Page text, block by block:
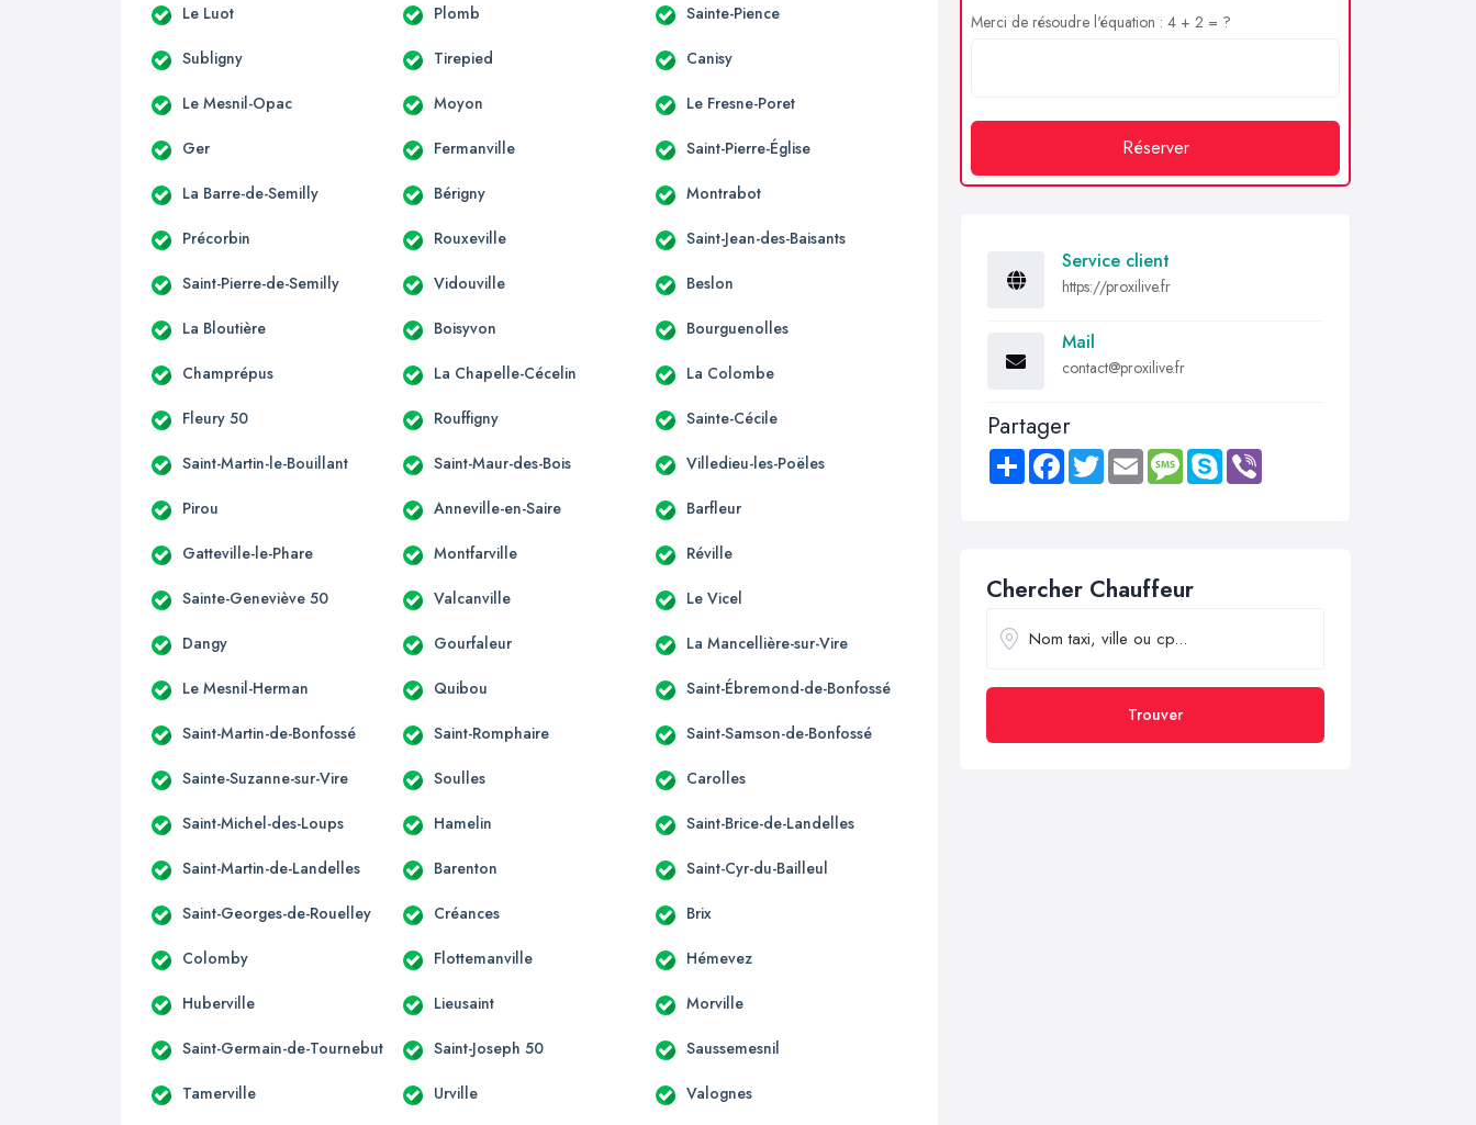
Le Luot Plomb Sainte-Pience
Subligny Tirepied Canisy
Le Mesnil-Opac Moyon Le Fresne-Poret
Ger Fermanville Saint-Pierre-Église
La Barre-de-Semilly Bérigny Montrabot
Précorbin Rouxeville Saint-Jean-des-Baisants
Saint-Pierre-de-Semilly Vidouville Beslon
La Bloutière Boisyvon Bourguenolles
Champrépus La Chapelle-Cécelin La Colombe
Fleury 50 Rouffigny Sainte-Cécile
Saint-Martin-le-Bouillant Saint-Maur-des-Bois Villedieu-les-Poëles
Pirou Anneville-en-Saire Barfleur
Gatteville-le-Phare Montfarville Réville
Sainte-Geneviève 50 Valcanville Le Vicel
Dangy Gourfaleur La Mancellière-sur-Vire
Le Mesnil-Herman Quibou Saint-Ébremond-de-Bonfossé
Saint-Martin-de-Bonfossé Saint-Romphaire Saint-Samson-de-Bonfossé
Sainte-Suzanne-sur-Vire Soulles Carolles
Saint-Michel-des-Loups Hamelin Saint-Brice-de-Landelles
Saint-Martin-de-Landelles Barenton Saint-Cyr-du-Bailleul
Saint-Georges-de-Rouelley Créances Brix
Colomby Flottemanville Hémevez
Huberville Lieusaint Morville
Saint-Germain-de-Tournebut Saint-Joseph 50 Saussemesnil
Tamerville Urville Valognes
Merci de résoudre l'équation : 4 + 2 = ?
Réserver
Service client
https://proxilive.fr
Mail
contact@proxilive.fr
Partager
Share FacebookTwitter Email MessageSkype
Chercher Chauffeur
Trouver